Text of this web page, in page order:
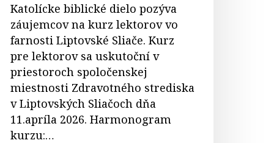
Katolícke biblické dielo pozýva
záujemcov na kurz lektorov vo
farnosti Liptovské Sliače. Kurz
pre lektorov sa uskutoční v
priestoroch spoločenskej
miestnosti Zdravotného strediska
v Liptovských Sliačoch dňa
11.apríla 2026. Harmonogram
kurzu:…